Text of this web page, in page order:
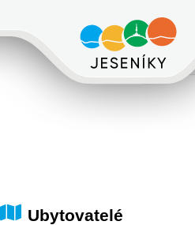
Ubytovatelé